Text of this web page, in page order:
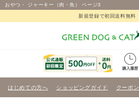
おやつ・ ジャーキー（肉・魚） ページ3
新規登録で初回送料無料
購入履歴
はじめての方へ ショッピングガイド クーポン